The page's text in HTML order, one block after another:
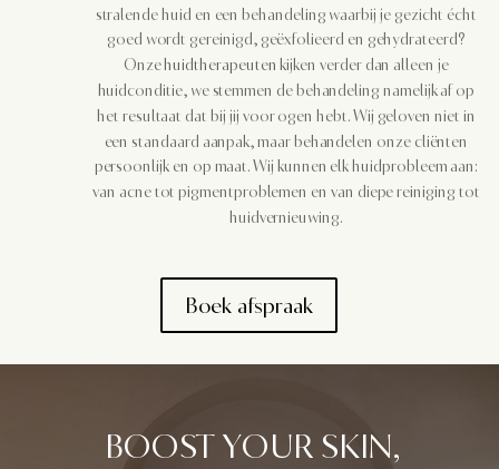
stralende huid en een behandeling waarbij je gezicht écht
goed wordt gereinigd, geëxfolieerd en gehydrateerd?
Onze huidtherapeuten kijken verder dan alleen je
huidconditie, we stemmen de behandeling namelijk af op
het resultaat dat bij jij voor ogen hebt. Wij geloven niet in
een standaard aanpak, maar behandelen onze cliënten
persoonlijk en op maat. Wij kunnen elk huidprobleem aan:
van acne tot pigmentproblemen en van diepe reiniging tot
huidvernieuwing.
Boek afspraak
BOOST YOUR SKIN,